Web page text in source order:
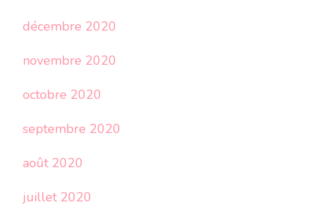
décembre 2020
novembre 2020
octobre 2020
septembre 2020
août 2020
juillet 2020